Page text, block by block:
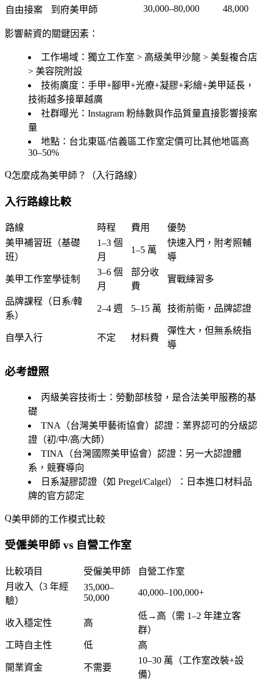
自由接案
到府美甲師 30,000–80,000 48,000
影響薪資的關鍵因素：
工作場域 ：獨立工作室 > 高級美甲沙龍 > 美髮複合店
> 美容院附設
技術廣度 ：手甲+腳甲+光療+凝膠+彩繪+美甲延長，
技術越多接單越廣
社群曝光 ：Instagram 粉絲數與作品質量直接影響接案
量
地點 ：台北東區/信義區工作室定價可比其他地區高
30–50%
怎麼成為美甲師？（入行路線）
入行路線比較
路線 時程 費用
優勢
美甲補習班（基礎
班）
1–3 個
月
1–5 萬
快速入門，附考照輔
導
美甲工作室學徒制
3–6 個
月
部分收
費
實戰練習多
品牌課程（日系/韓
系）
2–4 週 5–15 萬 技術前衛，品牌認證
自學入行 不定 材料費
彈性大，但無系統指
導
必考證照
丙級美容技術士 ：勞動部核發，是合法美甲服務的基
礎
TNA（台灣美甲藝術協會）認證 ：業界認可的分級認
證（初/中/高/大師）
TINA（台灣國際美甲協會）認證 ：另一大認證體
系，競賽導向
日系凝膠認證 （如 Pregel/Calgel）：日本進口材料品
牌的官方認定
美甲師的工作模式比較
受僱美甲師 vs 自營工作室
比較項目 受僱美甲師
自營工作室
月收入（3 年經
驗）
35,000–
50,000
40,000–100,000+
收入穩定性 高
低→高（需 1–2 年建立客
群）
工時自主性
低 高
開業資金 不需要
10–30 萬（工作室改裝+設
備）